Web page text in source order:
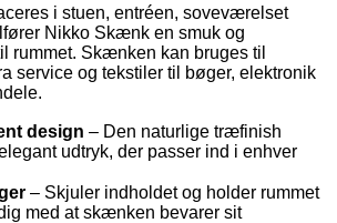
i stuen, entréen, soveværelset
Nikko Skænk en smuk og
rummet. Skænken kan bruges til
service og tekstiler til bøger, elektronik
design – Den naturlige træfinish
udtryk, der passer ind i enhver
– Skjuler indholdet og holder rummet
med at skænken bevarer sit